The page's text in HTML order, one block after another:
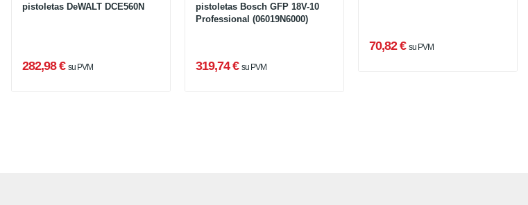
pistoletas DeWALT DCE560N
282,98 € su PVM
pistoletas Bosch GFP 18V-10
Professional (06019N6000)
319,74 € su PVM
70,82 € su PVM